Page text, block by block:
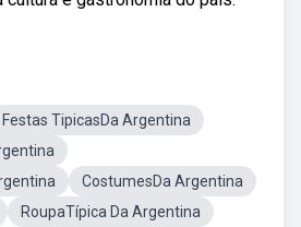
Festas TipicasDa Argentina
CostumesDa Argentina
RoupaTípica Da Argentina